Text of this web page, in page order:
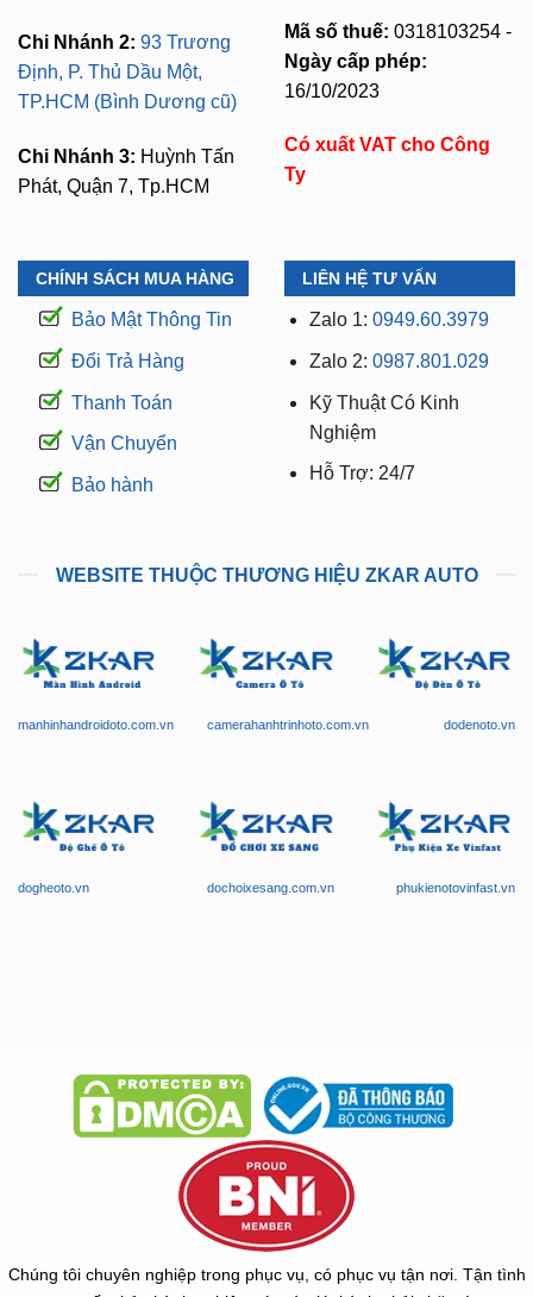
Chi Nhánh 2: 93 Trương
Định, P. Thủ Dầu Một,
TP.HCM (Bình Dương cũ)
Chi Nhánh 3: Huỳnh Tấn
Phát, Quận 7, Tp.HCM
Mã số thuế: 0318103254 -
Ngày cấp phép:
16/10/2023
Có xuất VAT cho Công
Ty
CHÍNH SÁCH MUA HÀNG
Bảo Mật Thông Tin
Đổi Trả Hàng
Thanh Toán
Vận Chuyển
Bảo hành
LIÊN HỆ TƯ VẤN
Zalo 1: 0949.60.3979
Zalo 2: 0987.801.029
Kỹ Thuật Có Kinh
Nghiệm
Hỗ Trợ: 24/7
WEBSITE THUỘC THƯƠNG HIỆU ZKAR AUTO
manhinhandroidoto.com.vn camerahanhtrinhoto.com.vn dodenoto.vn
dogheoto.vn dochoixesang.com.vn phukienotovinfast.vn
Chúng tôi chuyên nghiệp trong phục vụ, có phục vụ tận nơi. Tận tình